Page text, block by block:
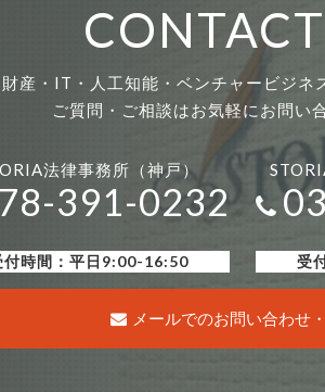
産・IT・人工知能・ベンチャービジネ
ご質問・ご相談はお気軽にお問い
法律事務所（神戸）
391-0232
付時間：平日9:00-16:50 受
メールでのお問い合わせ